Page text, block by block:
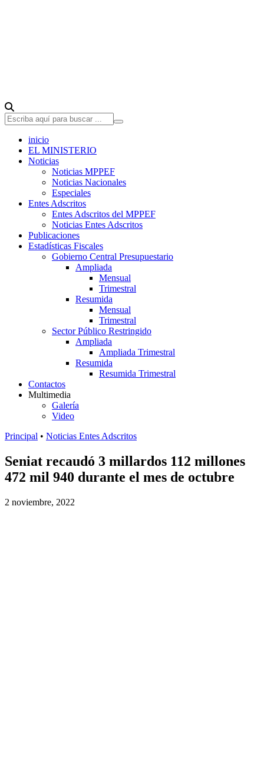
inicio
EL MINISTERIO
Noticias
Noticias MPPEF
Noticias Nacionales
Especiales
Entes Adscritos
Entes Adscritos del MPPEF
Noticias Entes Adscritos
Publicaciones
Estadísticas Fiscales
Gobierno Central Presupuestario
Ampliada
Mensual
Trimestral
Resumida
Mensual
Trimestral
Sector Público Restringido
Ampliada
Ampliada Trimestral
Resumida
Resumida Trimestral
Contactos
Multimedia
Galería
Video
Principal • Noticias Entes Adscritos
Seniat recaudó 3 millardos 112 millones
472 mil 940 durante el mes de octubre
2 noviembre, 2022